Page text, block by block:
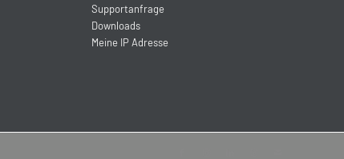
Supportanfrage
Downloads
Meine IP Adresse